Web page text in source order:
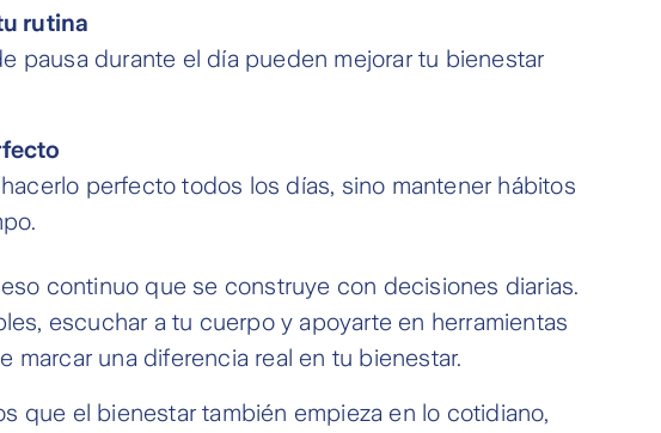
rutina
pausa durante el día pueden mejorar tu bienestar
perfecto todos los días, sino mantener hábitos
continuo que se construye con decisiones diarias.
escuchar a tu cuerpo y apoyarte en herramientas
marcar una diferencia real en tu bienestar.
que el bienestar también empieza en lo cotidiano,